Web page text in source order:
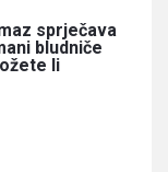
sprječava
bludniče
li